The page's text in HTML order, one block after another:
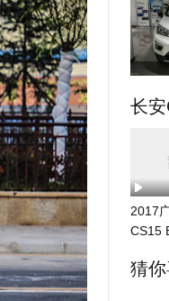
长
2017
CS15
猜